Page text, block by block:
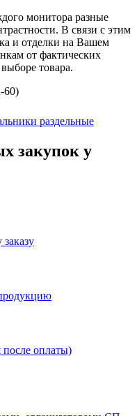
монитора разные
В связи с этим
и отделки на Вашем
от фактических
товара.
60)
раздельные
закупок у
после оплаты)